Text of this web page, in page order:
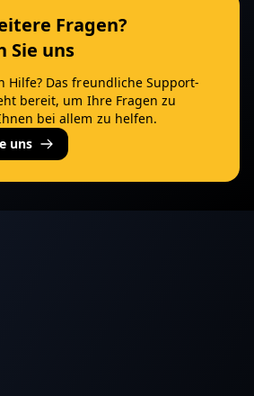
Fragen?
Sie uns
Hilfe? Das freundliche Support-
bereit, um Ihre Fragen zu
bei allem zu helfen.
uns